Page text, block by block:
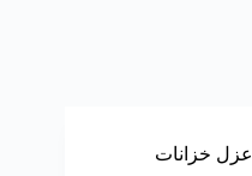
عزل خزانات